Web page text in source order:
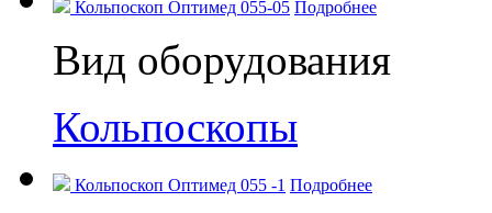
Кольпоскоп Оптимед 055-05 Подробнее
Вид оборудования
Кольпоскопы
Кольпоскоп Оптимед 055 -1 Подробнее